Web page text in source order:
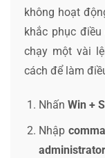
không hoạt
khắc phục
chạy một vài
cách để làm
Nhấn Win + S
Nhập
administrator